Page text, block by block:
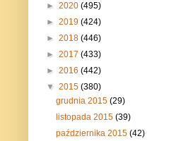
► 2020 (495)
► 2019 (424)
► 2018 (446)
► 2017 (433)
► 2016 (442)
▼ 2015 (380)
grudnia 2015(29)
listopada 2015(39)
października 2015(42)